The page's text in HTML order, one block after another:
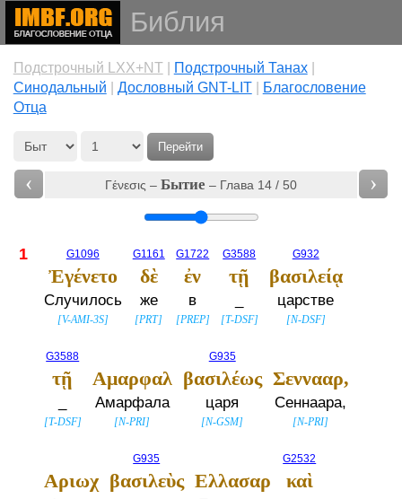
Библия
Подстрочный LXX+NT| Подстрочный Танах|
Cинодальный
Дословный GNT-LIT|
Благословение
Отца
Перейти
‹ Γένεσις – Бытие – Глава 14 / 50 ›
1 G1096
Ἐγένετο
Случилось
[V-AMI-3S]
G1161
δὲ
же
[PRT]
G1722
ἐν
в
[PREP]
G3588
τῇ
[T-DSF]
G932
βασιλείᾳ
царстве
[N-DSF]
G3588
τῇ
[T-DSF]
Αμαρφαλ
Амарфала
[N-PRI]
G935
βασιλέως
царя
[N-GSM]
Σεννααρ,
Сеннаара,
[N-PRI]
Αριωχ
G935
βασιλεὺς Ελλασαρ
G2532
καὶ